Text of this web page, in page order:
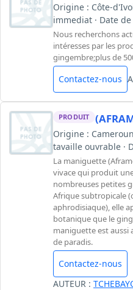
Origine : Côte-
immediat · Date
Nous recherchons
intéresses par les
gingembre;plus de
Contactez-nous
PRODUIT
Origine :
tavaille ouvrable ·
La maniguette
vivace qui produit
nombreuses petites
Afrique subtropicale
aphrodisiaque), elle
botanique que le
maniguette est aussi
de paradis.
Contactez-nous
AUTEUR :